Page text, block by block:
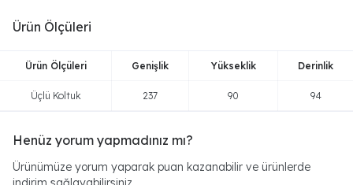
Ürün Ölçüleri
Ürün Ölçüleri Genişlik Yükseklik Derinlik
Üçlü Koltuk 237 90 94
Henüz yorum yapmadınız mı?
Ürünümüze yorum yaparak puan kazanabilir ve ürünlerde